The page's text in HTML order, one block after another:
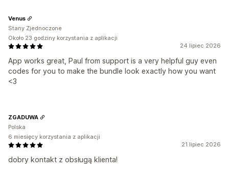
24 lipiec 2026
App works great, Paul from support is a very helpful guy even
codes for you to make the bundle look exactly how you want
<3
Venus
Stany Zjednoczone
Około 23 godziny korzystania z aplikacji
21 lipiec 2026
dobry kontakt z obsługą klienta!
ZGADUWA
Polska
6 miesięcy korzystania z aplikacji